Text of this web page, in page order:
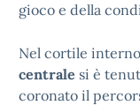
gioco e della
Nel cortile
centrale si è
coronato il